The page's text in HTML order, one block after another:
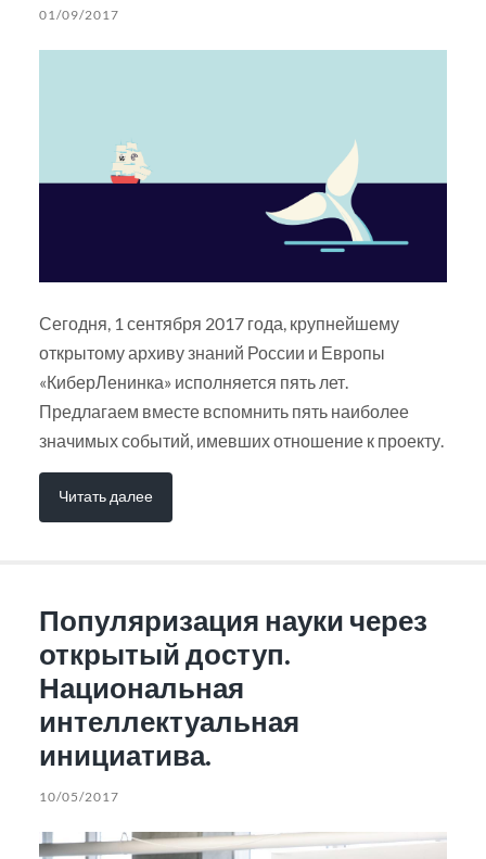
01/09/2017
Сегодня, 1 сентября 2017 года, крупнейшему
открытому архиву знаний России и Европы
«КиберЛенинка» исполняется пять лет.
Предлагаем вместе вспомнить пять наиболее
значимых событий, имевших отношение к проекту.
Читать далее
Популяризация науки через
открытый доступ.
Национальная
интеллектуальная
инициатива.
10/05/2017